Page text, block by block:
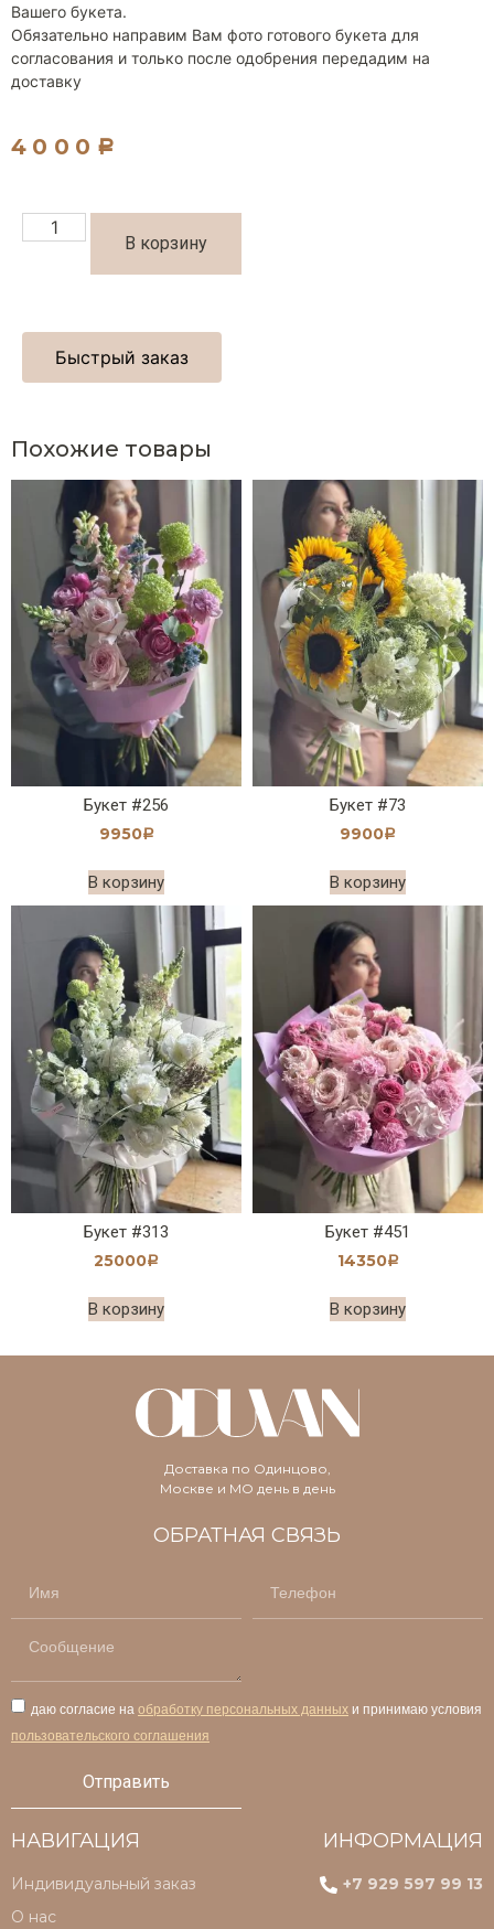
Вашего букета.
Обязательно направим Вам фото готового букета для
согласования и только после одобрения передадим на
доставку
4000 Р
В корзину
Быстрый заказ
Похожие товары
Букет #256
9950Р
В корзину
Букет #73
9900Р
В корзину
Букет #313
25000Р
В корзину
Букет #451
14350Р
В корзину
Доставка по Одинцово,
Москве и МО день в день
ОБРАТНАЯ СВЯЗЬ
даю согласие наобработку персональных данных и принимаю условия
пользовательского соглашения
Отправить
НАВИГАЦИЯ
Индивидуальный заказ
О нас
ИНФОРМАЦИЯ
+7 929 597 99 13